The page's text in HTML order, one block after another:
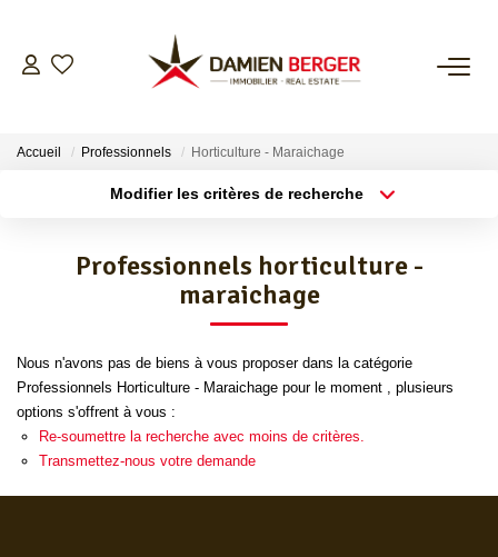
CONTACT
Accueil Professionnels Horticulture - Maraichage
Modifier les critères de recherche
Budget max
Professionnels horticulture -
maraichage
Nous n'avons pas de biens à vous proposer dans la catégorie
Professionnels Horticulture - Maraichage pour le moment , plusieurs
options s'offrent à vous :
Re-soumettre la recherche avec moins de critères.
Transmettez-nous votre demande